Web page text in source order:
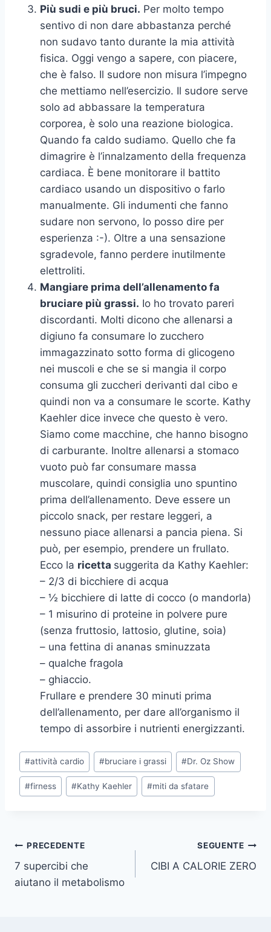
Più sudi e più bruci. Per molto tempo
sentivo di non dare abbastanza perché
non sudavo tanto durante la mia attività
fisica. Oggi vengo a sapere, con piacere,
che è falso. Il sudore non misura l’impegno
che mettiamo nell’esercizio. Il sudore serve
solo ad abbassare la temperatura
corporea, è solo una reazione biologica.
Quando fa caldo sudiamo. Quello che fa
dimagrire è l’innalzamento della frequenza
cardiaca. È bene monitorare il battito
cardiaco usando un dispositivo o farlo
manualmente. Gli indumenti che fanno
sudare non servono, lo posso dire per
esperienza :-). Oltre a una sensazione
sgradevole, fanno perdere inutilmente
elettroliti.
Mangiare prima dell’allenamento fa
bruciare più grassi. Io ho trovato pareri
discordanti. Molti dicono che allenarsi a
digiuno fa consumare lo zucchero
immagazzinato sotto forma di glicogeno
nei muscoli e che se si mangia il corpo
consuma gli zuccheri derivanti dal cibo e
quindi non va a consumare le scorte. Kathy
Kaehler dice invece che questo è vero.
Siamo come macchine, che hanno bisogno
di carburante. Inoltre allenarsi a stomaco
vuoto può far consumare massa
muscolare, quindi consiglia uno spuntino
prima dell’allenamento. Deve essere un
piccolo snack, per restare leggeri, a
nessuno piace allenarsi a pancia piena. Si
può, per esempio, prendere un frullato.
Ecco la ricetta suggerita da Kathy Kaehler:
– 2/3 di bicchiere di acqua
– ½ bicchiere di latte di cocco (o mandorla)
– 1 misurino di proteine in polvere pure
(senza fruttosio, lattosio, glutine, soia)
– una fettina di ananas sminuzzata
– qualche fragola
– ghiaccio.
Frullare e prendere 30 minuti prima
dell’allenamento, per dare all’organismo il
tempo di assorbire i nutrienti energizzanti.
Tag
articolo:
#attività cardio #bruciare i grassi #Dr. Oz Show
#firness #Kathy Kaehler #miti da sfatare
Navigazione
articoli
PRECEDENTE
7 supercibi che
aiutano il metabolismo
SEGUENTE
CIBI A CALORIE ZERO